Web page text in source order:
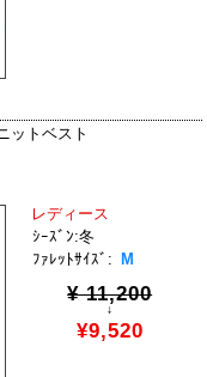
ットベスト
レディース
ｼｰｽﾞﾝ:冬
ﾌｧﾚｯﾄｻｲｽﾞ: M
¥ 11,200
↓
¥9,520